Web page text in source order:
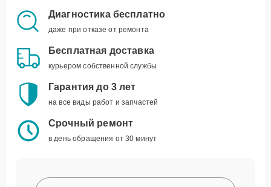
Диагностика бесплатно
даже при отказе от ремонта
Бесплатная доставка
курьером собственной службы
Гарантия до 3 лет
на все виды работ и запчастей
Срочный ремонт
в день обращения от 30 минут